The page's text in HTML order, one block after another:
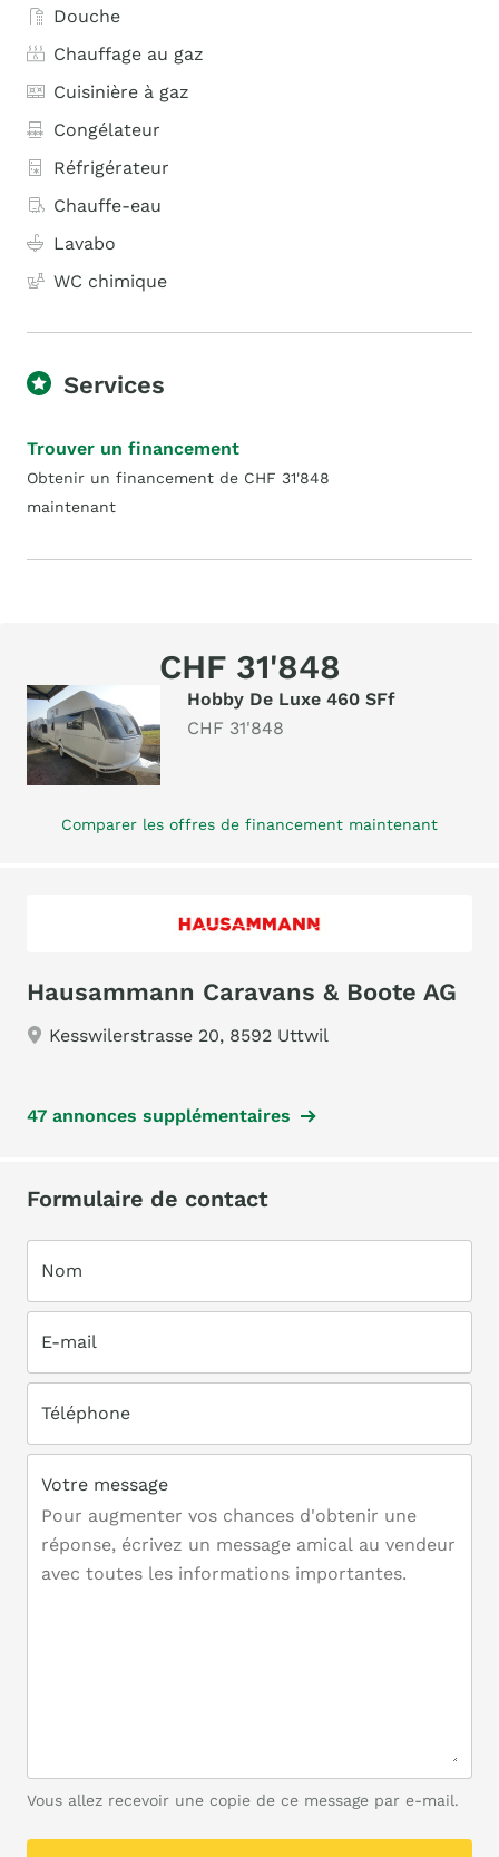
Douche
Chauffage au gaz
Cuisinière à gaz
Congélateur
Réfrigérateur
Chauffe-eau
Lavabo
WC chimique
Services
Trouver un financement
Obtenir un financement de CHF 31'848
maintenant
CHF 31'848
Hobby De Luxe 460 SFf
CHF 31'848
Comparer les offres de financement maintenant
Hausammann Caravans & Boote AG
Kesswilerstrasse 20, 8592 Uttwil
47 annonces supplémentaires
Formulaire de contact
Nom
E-mail
Téléphone
Votre message
Vous allez recevoir une copie de ce message par e-mail.